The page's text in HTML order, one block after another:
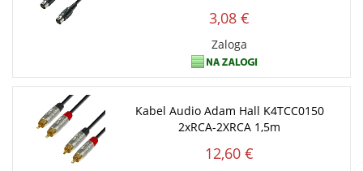
3,08 €
Zaloga
Kabel Audio Adam Hall K4TCC0150
2xRCA-2XRCA 1,5m
12,60 €